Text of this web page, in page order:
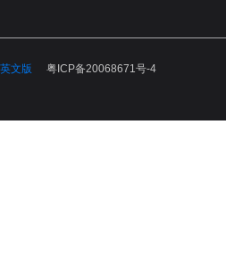
英文版 粤ICP备20068671号-4